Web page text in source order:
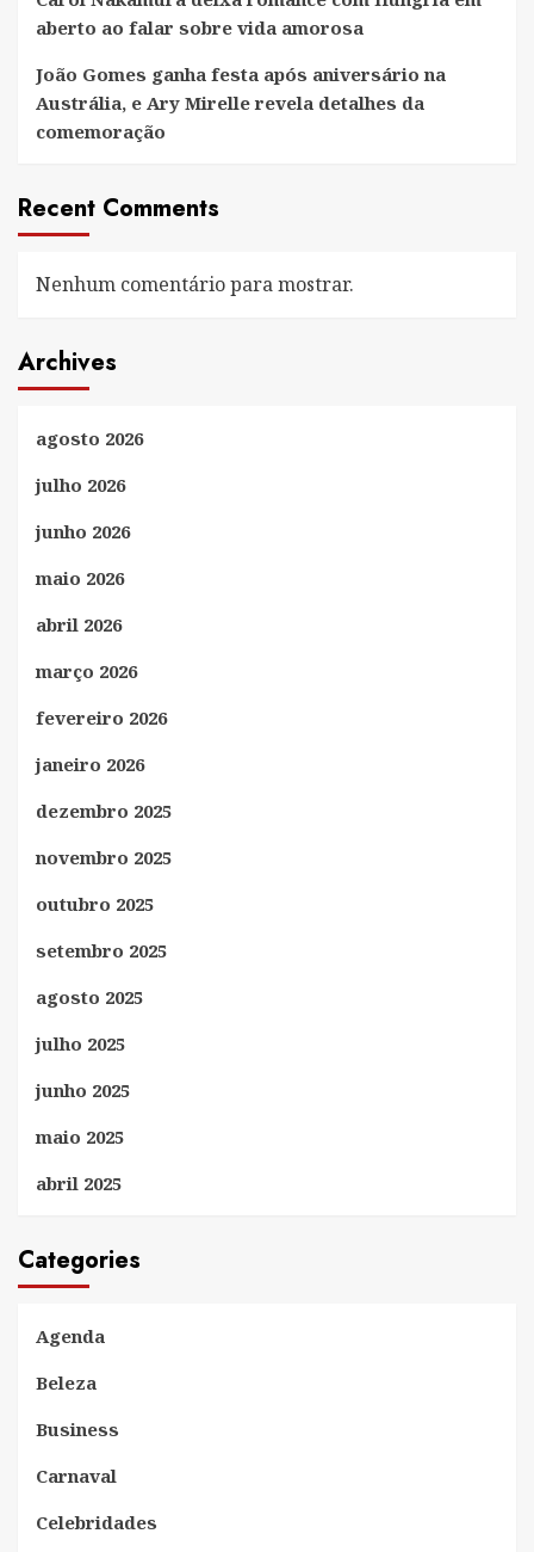
aberto ao falar sobre vida amorosa
João Gomes ganha festa após aniversário na
Austrália, e Ary Mirelle revela detalhes da
comemoração
Recent Comments
Nenhum comentário para mostrar.
Archives
agosto 2026
julho 2026
junho 2026
maio 2026
abril 2026
março 2026
fevereiro 2026
janeiro 2026
dezembro 2025
novembro 2025
outubro 2025
setembro 2025
agosto 2025
julho 2025
junho 2025
maio 2025
abril 2025
Categories
Agenda
Beleza
Business
Carnaval
Celebridades